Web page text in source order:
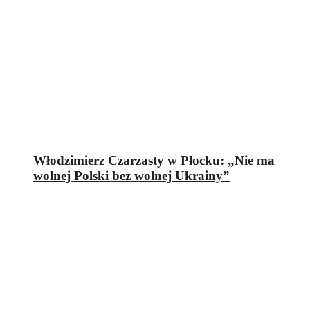
Włodzimierz Czarzasty w Płocku: „Nie ma
wolnej Polski bez wolnej Ukrainy”